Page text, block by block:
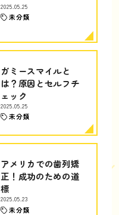
2025.05.25
未分類
ガミースマイルと
は？原因とセルフチ
ェック
2025.05.25
未分類
アメリカでの歯列矯
正！成功のための道
標
2025.05.23
未分類